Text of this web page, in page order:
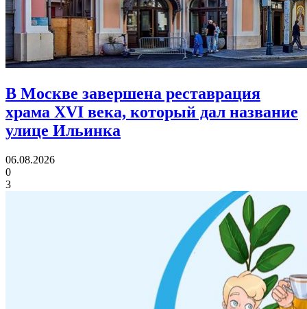
В Москве завершена реставрация
храма XVI века, который дал название
улице Ильинка
06.08.2026
0
3